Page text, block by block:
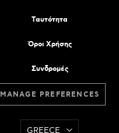
Tαυτότητα
Όροι Χρήσης
Συνδρομές
MANAGE PREFERENCES
GREECE